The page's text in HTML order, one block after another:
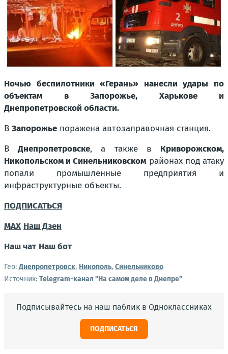
Ночью беспилотники «Герань» нанесли удары по
объектам в Запорожье, Харькове и
Днепропетровской области.
В Запорожье поражена автозаправочная станция.
ВДнепропетровске, а также в Криворожском,
Никопольском и Синельниковском районах под атаку
попали промышленные предприятия и
инфраструктурные объекты.
ПОДПИСАТЬСЯ
MAX Наш Дзен
Наш чат Наш бот
Гео:Днепропетровск, Никополь, Синельниково
Источник: Telegram-канал "На самом деле в Днепре"
Подписывайтесь на наш паблик в Одноклассниках
ПОДПИСАТЬСЯ